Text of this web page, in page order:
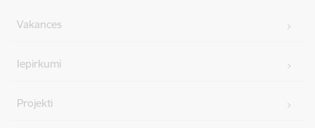
Vakances
Iepirkumi
Projekti